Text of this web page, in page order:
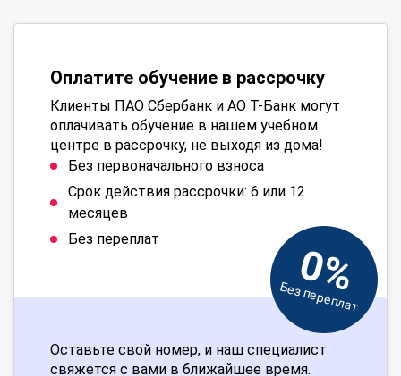
Оплатите обучение в рассрочку
Клиенты ПАО Сбербанк и АО Т-Банк могут
оплачивать обучение в нашем учебном
центре в рассрочку, не выходя из дома!
Без первоначального взноса
Срок действия рассрочки: 6 или 12
месяцев
Без переплат
0%
Без переплат
Оставьте свой номер, и наш специалист
свяжется с вами в ближайшее время.